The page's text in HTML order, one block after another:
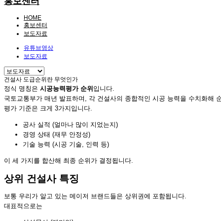
HOME
홍보센터
보도자료
유튜브영상
보도자료
건설사 도급순위란 무엇인가
정식 명칭은 시공능력평가 순위 입니다.
국토교통부가 매년 발표하며, 각 건설사의 종합적인 시공 능력을 수치화해
평가 기준은 크게 3가지입니다.
공사 실적 (얼마나 많이 지었는지)
경영 상태 (재무 안정성)
기술 능력 (시공 기술, 인력 등)
이 세 가지를 합산해 최종 순위가 결정됩니다.
상위 건설사 특징
보통 우리가 알고 있는 메이저 브랜드들은 상위권에 포함됩니다.
대표적으로는